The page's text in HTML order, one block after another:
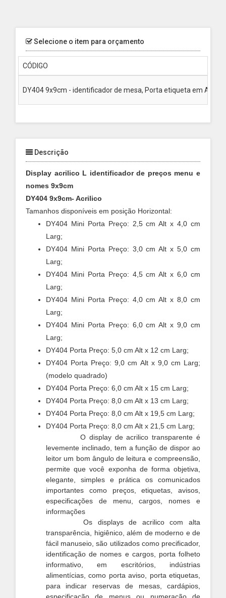
Selecione o item para orçamento
CÓDIGO
DY404 9x9cm - identificador de mesa, Porta etiqueta em
Descrição
Display acrilico L identificador de preços menu e
nomes 9x9cm
DY404 9x9cm- Acrilico
Tamanhos disponíveis em posição Horizontal:
DY404 Mini Porta Preço: 2,5 cm Alt x 4,0 cm
Larg;
DY404 Mini Porta Preço: 3,0 cm Alt x 5,0 cm
Larg;
DY404 Mini Porta Preço: 4,5 cm Alt x 6,0 cm
Larg;
DY404 Mini Porta Preço: 4,0 cm Alt x 8,0 cm
Larg;
DY404 Mini Porta Preço: 6,0 cm Alt x 9,0 cm
Larg;
DY404 Porta Preço: 5,0 cm Alt x 12 cm Larg;
DY404 Porta Preço: 9,0 cm Alt x 9,0 cm Larg;
(modelo quadrado)
DY404 Porta Preço: 6,0 cm Alt x 15 cm Larg;
DY404 Porta Preço: 8,0 cm Alt x 13 cm Larg;
DY404 Porta Preço: 8,0 cm Alt x 19,5 cm Larg;
DY404 Porta Preço: 8,0 cm Alt x 21,5 cm Larg;
O display de acrilico transparente é
levemente inclinado, tem a função de dispor ao
leitor um bom ângulo de leitura e compreensão,
permite que você exponha de forma objetiva,
elegante, simples e prática os comunicados
importantes
como preços, etiquetas, avisos,
especificações de menu, cargos, nomes e
informações
Os displays de acrilico com alta
transparência, higiênico, além de moderno e de
fácil manuseio, são utilizados como precificador,
identificação de nomes e cargos, porta folheto
informativo, em escritórios, indústrias
alimentícias, como porta aviso, porta etiquetas,
para indicar reservas de mesas, cardápios,